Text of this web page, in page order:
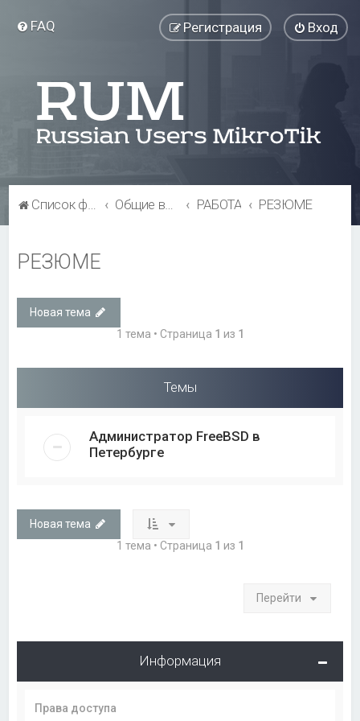
FAQ Вход
Регистрация
Список форумов Общие вопросы РАБОТА РЕЗЮМЕ
РЕЗЮМЕ
Новая тема
1 тема • Страница 1 из 1
Темы
Администратор FreeBSD в
Петербурге
Новая тема
1 тема • Страница 1 из 1
Перейти
Информация
Права доступа